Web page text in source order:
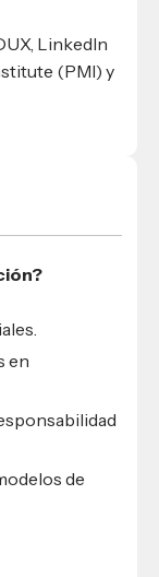
LinkedIn
(PMI) y
en
de